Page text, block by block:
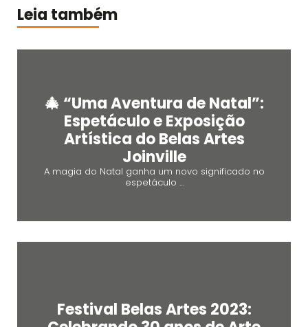
Leia também
🎄 “Uma Aventura de Natal”:
Espetáculo e Exposição
Artística do Belas Artes
Joinville
A magia do Natal ganha um novo significado no
espetáculo ...
Festival Belas Artes 2023: